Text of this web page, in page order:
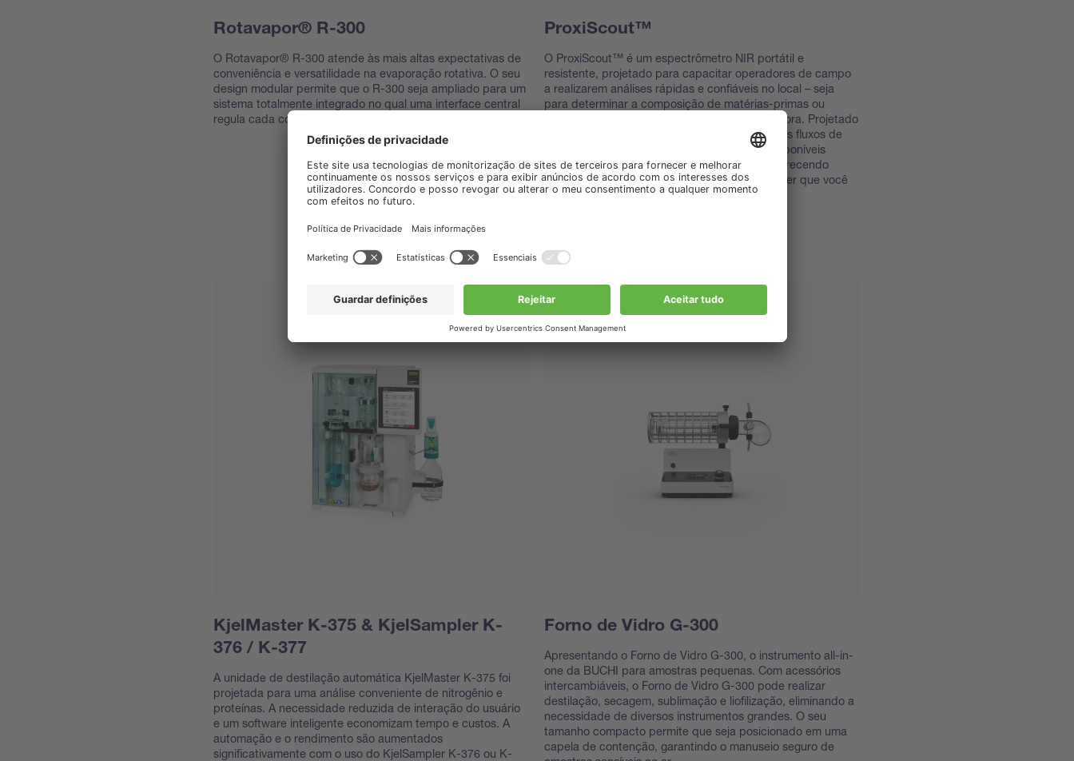
Rotavapor® R-300
O Rotavapor® R-300 atende às mais altas expectativas de
conveniência e versatilidade na evaporação rotativa. O seu
design modular permite que o R-300 seja ampliado para um
sistema totalmente integrado no qual uma interface central
regula cada componente.
ProxiScout™
O ProxiScout™ é um espectrômetro NIR portátil e
resistente, projetado para capacitar operadores de campo
a realizarem análises rápidas e confiáveis no local – seja
para determinar a composição de matérias-primas ou
verificar sua conformidade e consistência na hora. Projetado
para facilidade de uso e integração perfeita aos fluxos de
trabalho, os resultados instantâneos estão disponíveis
através do aplicativo móvel, mesmo offline, oferecendo
insights com qualidade de laboratório onde quer que você
esteja.
KjelMaster K-375 & KjelSampler K-
376 / K-377
A unidade de destilação automática KjelMaster K-375 foi
projetada para uma análise conveniente de nitrogênio e
proteínas. A necessidade reduzida de interação do usuário
e um software inteligente economizam tempo e custos. A
automação e o rendimento são aumentados
significativamente com o uso do KjelSampler K-376 ou K-
Forno de Vidro G-300
Apresentando o Forno de Vidro G-300, o instrumento all-in-
one da BUCHI para amostras pequenas. Com acessórios
intercambiáveis, o Forno de Vidro G-300 pode realizar
destilação, secagem, sublimação e liofilização, eliminando a
necessidade de diversos instrumentos grandes. O seu
tamanho compacto permite que seja posicionado em uma
capela de contenção, garantindo o manuseio seguro de